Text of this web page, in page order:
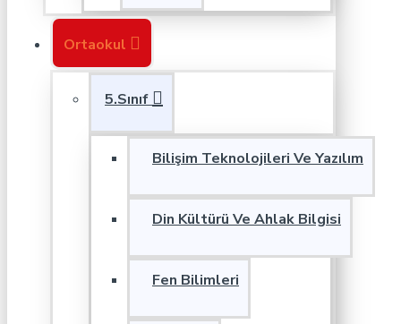
Ortaokul
5.Sınıf
Bilişim Teknolojileri Ve Yazılım
Din Kültürü Ve Ahlak Bilgisi
Fen Bilimleri